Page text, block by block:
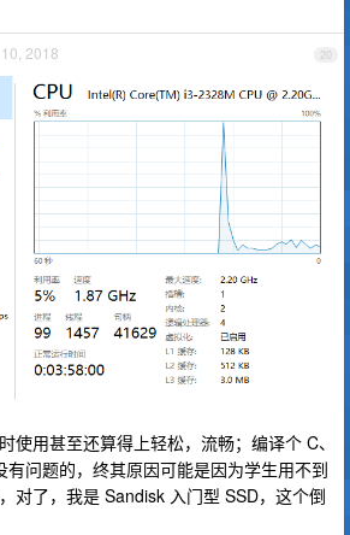
20
2018
使用甚至还算得上轻松，流畅；编译个 C、
有问题的，终其原因可能是因为学生用不到
对了，我是 Sandisk 入门型 SSD，这个倒